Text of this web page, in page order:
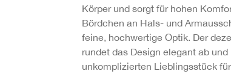
Körper und sorgt für hohen
Bördchen an Hals- und
feine, hochwertige Optik. Der
rundet das Design elegant ab
unkomplizierten Lieblingsstück